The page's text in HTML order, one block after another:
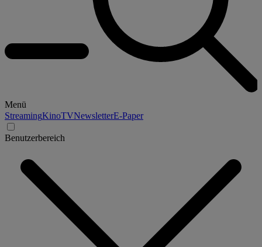
Menü
StreamingKinoTVNewsletterE-Paper
Benutzerbereich